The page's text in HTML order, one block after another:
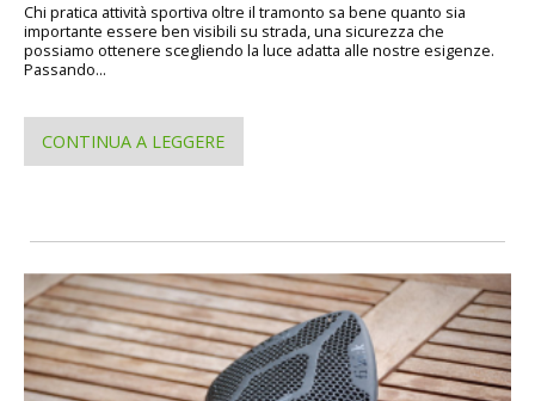
Chi pratica attività sportiva oltre il tramonto sa bene quanto sia
importante essere ben visibili su strada, una sicurezza che
possiamo ottenere scegliendo la luce adatta alle nostre esigenze.
Passando...
CONTINUA A LEGGERE